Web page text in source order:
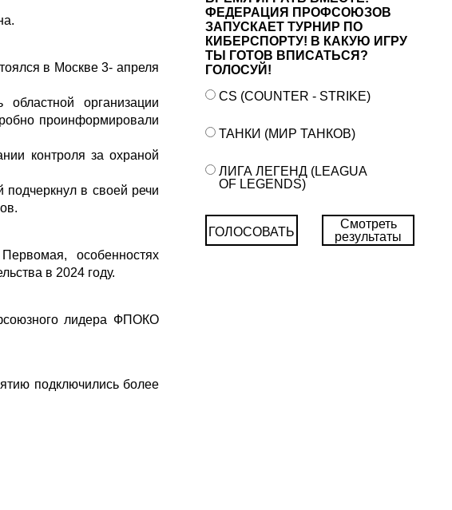
в Москве 3- апреля
организации
проинформировали
контроля за охраной
в своей речи
особенностях
в 2024 году.
лидера ФПОКО
подключились более
ФЕДЕРАЦИЯ ПРОФСОЮЗОВ
ЗАПУСКАЕТ ТУРНИР ПО
КИБЕРСПОРТУ! В КАКУЮ ИГРУ
ТЫ ГОТОВ ВПИСАТЬСЯ?
ГОЛОСУЙ!
CS (COUNTER - STRIKE)
ТАНКИ (МИР ТАНКОВ)
ЛИГА ЛЕГЕНД (LEAGUA
OF LEGENDS)
ГОЛОСОВАТЬ
Смотреть
результаты